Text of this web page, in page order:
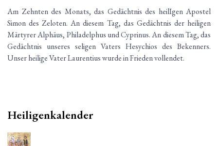
Am Zehnten des Monats, das Gedächtnis des heilIgen Apostel
Simon des Zeloten. An diesem Tag, das Gedächtnis der heiligen
Märtyrer Alphäus, Philadelphus und Cyprinus. An diesem Tag, das
Gedächtnis unseres seligen Vaters Hesychios des Bekenners.
Unser heilige Vater Laurentius wurde in Frieden vollendet.
Heiligenkalender
08